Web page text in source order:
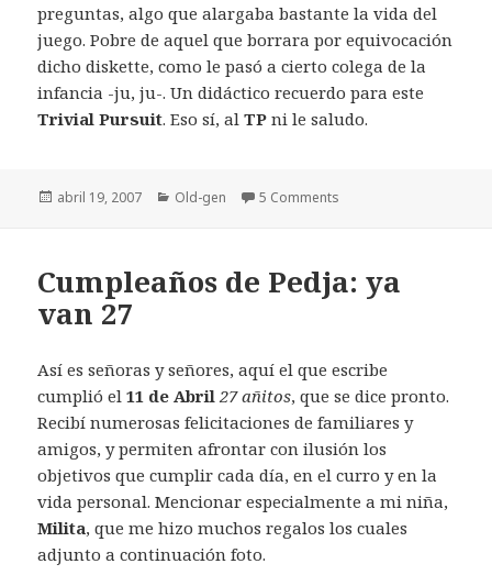
preguntas, algo que alargaba bastante la vida del
juego. Pobre de aquel que borrara por equivocación
dicho diskette, como le pasó a cierto colega de la
infancia -ju, ju-. Un didáctico recuerdo para este
Trivial Pursuit. Eso sí, alTP ni le saludo.
Publicado
abril 19, 2007 Categorías
Old-gen 5 Comments
Cumpleaños de Pedja: ya
van 27
Así es señoras y señores, aquí el que escribe
cumplió el11 de Abril 27 añitos, que se dice pronto.
Recibí numerosas felicitaciones de familiares y
amigos, y permiten afrontar con ilusión los
objetivos que cumplir cada día, en el curro y en la
vida personal. Mencionar especialmente a mi niña,
Milita, que me hizo muchos regalos los cuales
adjunto a continuación foto.